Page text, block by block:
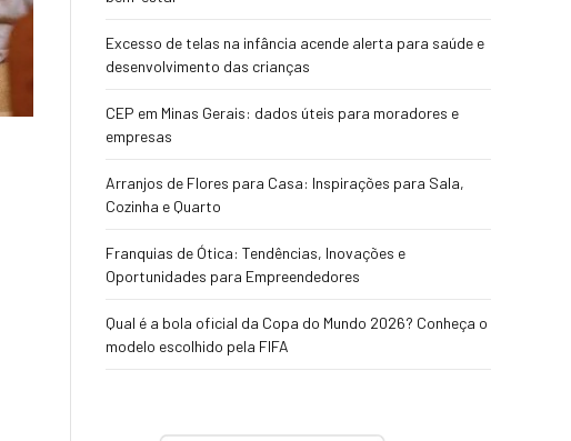
Excesso de telas na infância acende alerta para saúde e
desenvolvimento das crianças
CEP em Minas Gerais: dados úteis para moradores e
empresas
Arranjos de Flores para Casa: Inspirações para Sala,
Cozinha e Quarto
Franquias de Ótica: Tendências, Inovações e
Oportunidades para Empreendedores
Qual é a bola oficial da Copa do Mundo 2026? Conheça o
modelo escolhido pela FIFA